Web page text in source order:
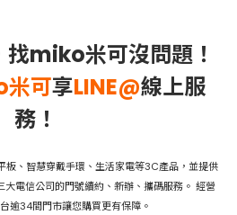
找miko米可沒問題！
可享LINE@線上服
務！
、智慧穿戴手環、生活家電等3C產品，並提供
電信公司的門號續約、新辦、攜碼服務。 經營
逾34間門市讓您購買更有保障。